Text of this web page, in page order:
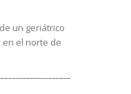
un geriátrico
el norte de